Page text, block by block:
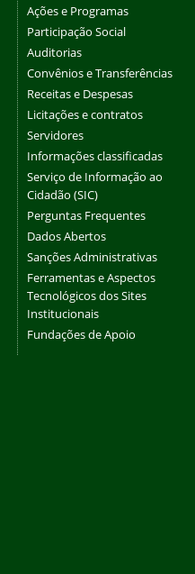
Ações e Programas
Participação Social
Auditorias
Convênios e Transferências
Receitas e Despesas
Licitações e contratos
Servidores
Informações classificadas
Serviço de Informação ao
Cidadão (SIC)
Perguntas Frequentes
Dados Abertos
Sanções Administrativas
Ferramentas e Aspectos
Tecnológicos dos Sites
Institucionais
Fundações de Apoio